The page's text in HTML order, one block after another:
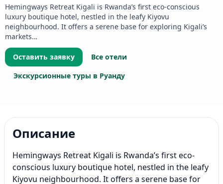
Hemingways Retreat Kigali is Rwanda’s first eco-conscious
luxury boutique hotel, nestled in the leafy Kiyovu
neighbourhood. It offers a serene base for exploring Kigali’s
markets…
Оставить заявку
Все отели
Экскурсионные туры в Руанду
Описание
Hemingways Retreat Kigali is Rwanda’s first eco-
conscious luxury boutique hotel, nestled in the leafy
Kiyovu neighbourhood. It offers a serene base for